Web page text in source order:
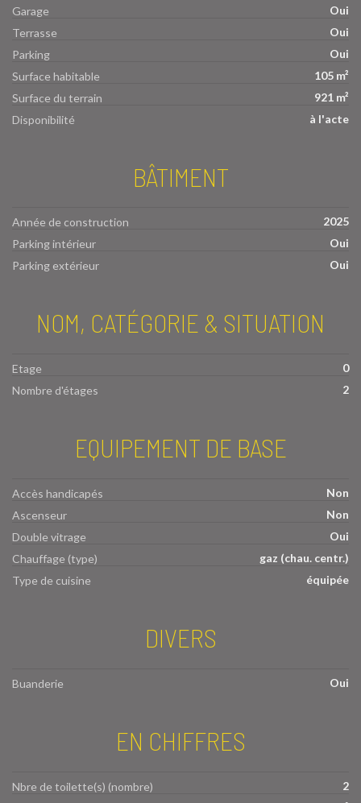
Garage
Oui
Terrasse
Oui
Parking
Oui
Surface habitable
105 m²
Surface du terrain
921 m²
Disponibilité
à l'acte
BÂTIMENT
Année de construction
2025
Parking intérieur
Oui
Parking extérieur
Oui
NOM, CATÉGORIE & SITUATION
Etage
0
Nombre d'étages
2
EQUIPEMENT DE BASE
Accès handicapés
Non
Ascenseur
Non
Double vitrage
Oui
Chauffage (type)
gaz (chau. centr.)
Type de cuisine
équipée
DIVERS
Buanderie Oui
EN CHIFFRES
Nbre de toilette(s) (nombre)
2